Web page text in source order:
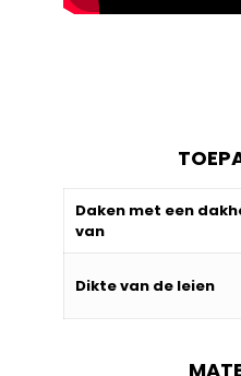
Daken met een
van
Dikte van de leien